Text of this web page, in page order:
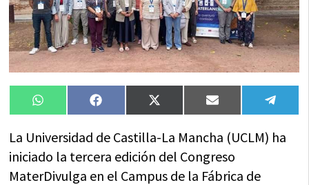
Compartir
en
WhatsAppCompartir
en
FacebookCompartir
en
X
(Twitter)
Compartir
en
Email
en
La Universidad de Castilla-La Mancha (UCLM) ha
iniciado la tercera edición del Congreso
MaterDivulga en el Campus de la Fábrica de